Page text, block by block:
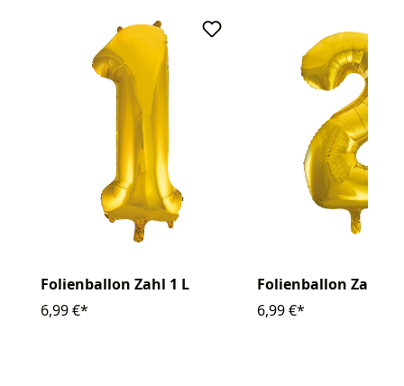
Folienballon Zahl 1 L
6,99 €*
Folienballon Zahl 2
6,99 €*